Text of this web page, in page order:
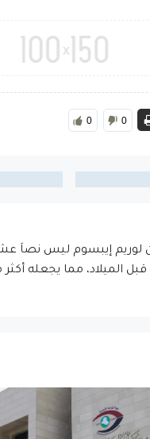
0 0
لوريم إيبسوم ليس نصاَ